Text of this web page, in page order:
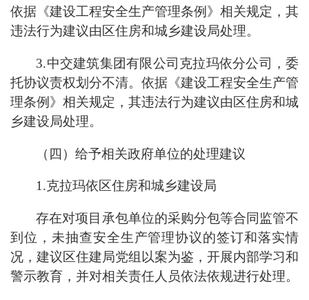
依据《建设工程安全生产管理条例》相关规定，其
违法行为建议由区住房和城乡建设局处理。
3.中交建筑集团有限公司克拉玛依分公司，委
托协议责权划分不清。依据《建设工程安全生产管
理条例》相关规定，其违法行为建议由区住房和城
乡建设局处理。
（四）给予相关政府单位的处理建议
1.克拉玛依区住房和城乡建设局
存在对项目承包单位的采购分包等合同监管不
到位，未抽查安全生产管理协议的签订和落实情
况，建议区住建局党组以案为鉴，开展内部学习和
警示教育，并对相关责任人员依法依规进行处理。